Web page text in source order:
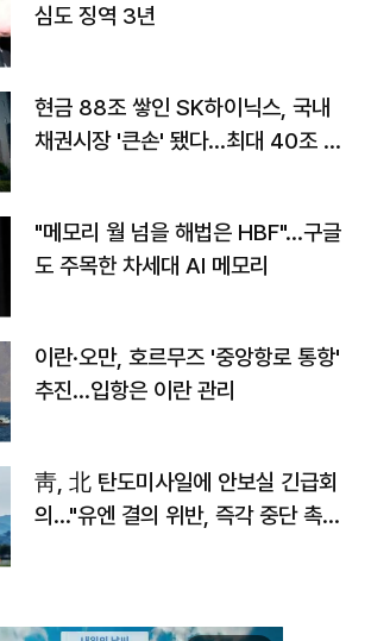
심도 징역 3년
현금 88조 쌓인 SK하이닉스, 국내
채권시장 '큰손' 됐다…최대 40조 투
"메모리 월 넘을 해법은 HBF"…구글
도 주목한 차세대 AI 메모리
이란·오만, 호르무즈 '중앙항로 통항'
추진…입항은 이란 관리
靑, 北 탄도미사일에 안보실 긴급회
의…"유엔 결의 위반, 즉각 중단 촉